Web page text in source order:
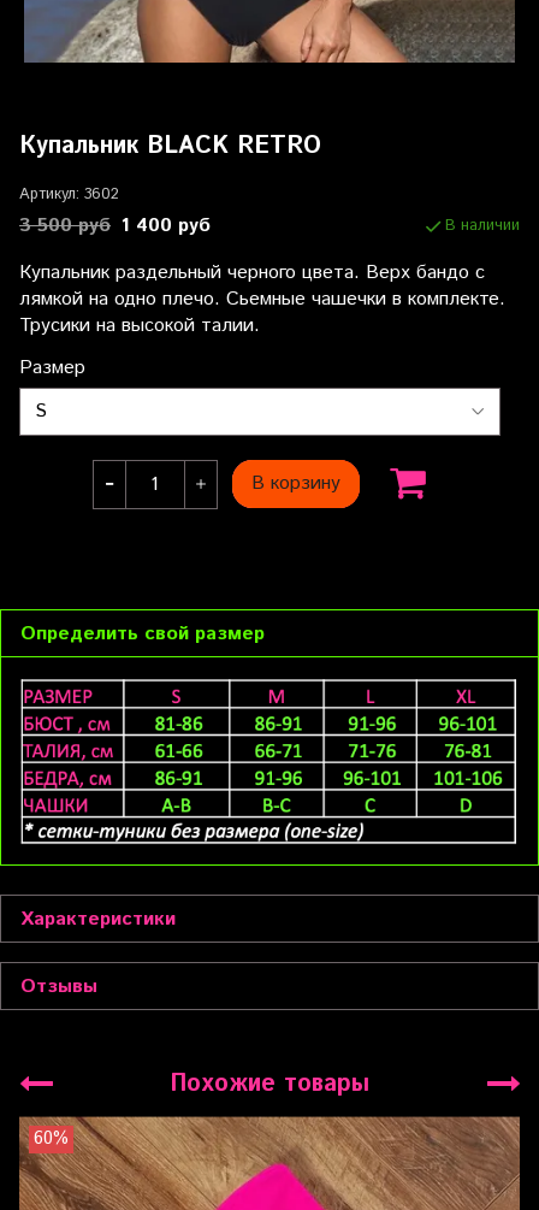
Купальник BLACK RETRO
Артикул: 3602
3 500 руб 1 400 руб В наличии
Купальник раздельный черного цвета. Верх бандо с
лямкой на одно плечо. Сьемные чашечки в комплекте.
Трусики на высокой талии.
Размер
В корзину
Определить свой размер
Характеристики
Отзывы
Похожие товары
60%